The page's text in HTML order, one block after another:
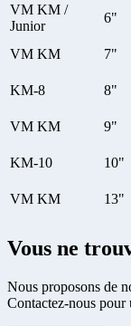
VM KM /
Junior
6"
VM KM
7"
KM-8
8"
VM KM
9"
KM-10
10"
VM KM
13"
Vous ne
Nous proposons de
Contactez-nous pour